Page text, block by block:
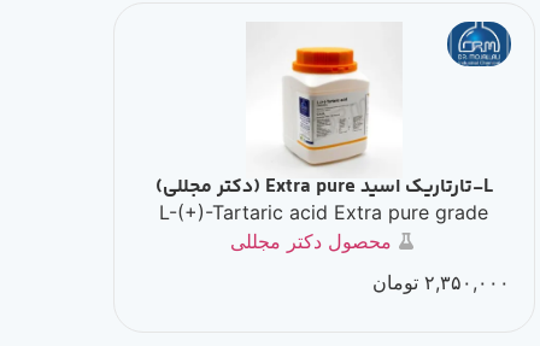
L-تارتاريک اسید Extra pure (دکتر مجللی)
L-(+)-Tartaric acid Extra pure grade
محصول دکتر مجللی
۲,۳۵۰,۰۰۰ تومان